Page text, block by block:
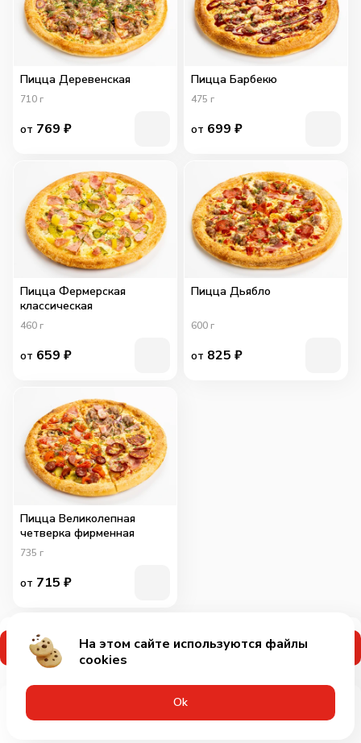
Применить промокод
Пицца Деревенская
710 г
от 769 ₽
Пицца Барбекю
475 г
от 699 ₽
Пицца Фермерская
классическая
460 г
от 659 ₽
Пицца Дьябло
600 г
от 825 ₽
Пицца Великолепная
четверка фирменная
735 г
от 715 ₽
На этом сайте используются файлы
cookies
Оk